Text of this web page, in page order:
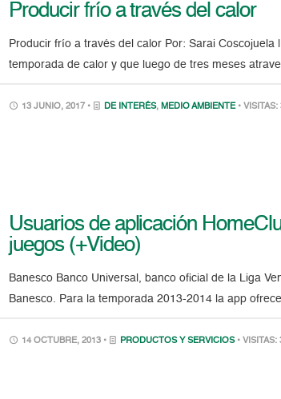
Producir frío a través del calor
Producir frío a través del calor Por: Sarai
temporada de calor y que luego de tres meses
13 JUNIO, 2017 • DE INTERÉS, MEDIO AMBIENTE • VISITAS:
Usuarios de aplicación
juegos (+Video)
Banesco Banco Universal, banco oficial de la Liga
Banesco. Para la temporada 2013-2014 la app
14 OCTUBRE, 2013 • PRODUCTOS Y SERVICIOS • VISITAS: